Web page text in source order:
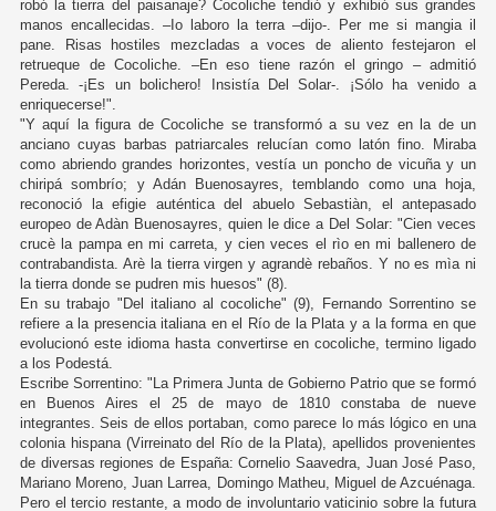
robó la tierra del paisanaje? Cocoliche tendió y exhibió sus grandes
manos encallecidas. –Io laboro la terra –dijo-. Per me si mangia il
pane. Risas hostiles mezcladas a voces de aliento festejaron el
retrueque de Cocoliche. –En eso tiene razón el gringo – admitió
Pereda. -¡Es un bolichero! Insistía Del Solar-. ¡Sólo ha venido a
enriquecerse!".
"Y aquí la figura de Cocoliche se transformó a su vez en la de un
anciano cuyas barbas patriarcales relucían como latón fino. Miraba
como abriendo grandes horizontes, vestía un poncho de vicuña y un
chiripá sombrío; y Adán Buenosayres, temblando como una hoja,
reconoció la efigie auténtica del abuelo Sebastiàn, el antepasado
europeo de Adàn Buenosayres, quien le dice a Del Solar: "Cien veces
crucè la pampa en mi carreta, y cien veces el rìo en mi ballenero de
contrabandista. Arè la tierra virgen y agrandè rebaños. Y no es mìa ni
la tierra donde se pudren mis huesos" (8).
En su trabajo "Del italiano al cocoliche" (9), Fernando Sorrentino se
refiere a la presencia italiana en el Río de la Plata y a la forma en que
evolucionó este idioma hasta convertirse en cocoliche, termino ligado
a los Podestá.
Escribe Sorrentino: "La Primera Junta de Gobierno Patrio que se formó
en Buenos Aires el 25 de mayo de 1810 constaba de nueve
integrantes. Seis de ellos portaban, como parece lo más lógico en una
colonia hispana (Virreinato del Río de la Plata), apellidos provenientes
de diversas regiones de España: Cornelio Saavedra, Juan José Paso,
Mariano Moreno, Juan Larrea, Domingo Matheu, Miguel de Azcuénaga.
Pero el tercio restante, a modo de involuntario vaticinio sobre la futura